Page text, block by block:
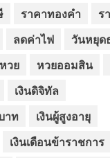
ราคาทองคำ
ร
ลดค่าไฟ
วันหยุด
หวย หวยออมสิน
เงินดิจิทัล
าท
เงินผู้สูงอายุ
เงินเดือนข้าราชการ